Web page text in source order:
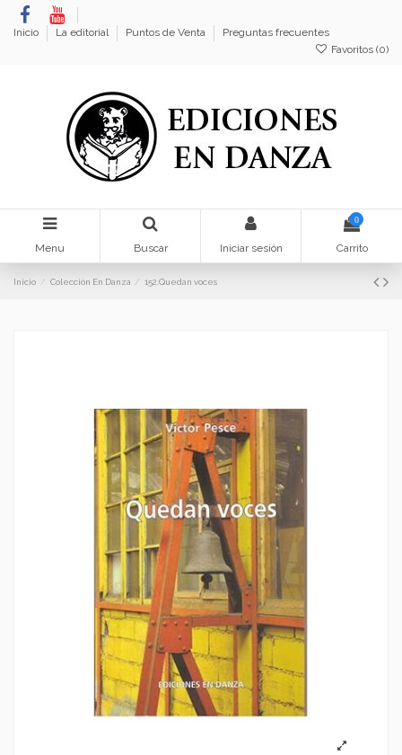
Inicio La editorial Puntos de Venta
Preguntas frecuentes
Favoritos (0)
Menu Buscar Iniciar sesión
0
Carrito
Inicio Colección En Danza 152.Quedan voces